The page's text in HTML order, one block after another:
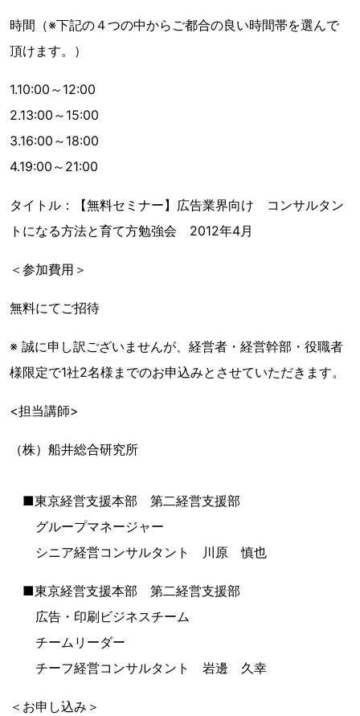
時間（※下記の４つの中からご都合の良い時間帯を選んで
頂けます。）
1.10:00～12:00
2.13:00～15:00
3.16:00～18:00
4.19:00～21:00
タイトル：【無料セミナー】広告業界向け コンサルタン
トになる方法と育て方勉強会 2012年4月
＜参加費用＞
無料にてご招待
※ 誠に申し訳ございませんが、経営者・経営幹部・役職者
様限定で1社2名様までのお申込みとさせていただきます。
<担当講師>
（株）船井総合研究所
■東京経営支援本部 第二経営支援部
グループマネージャー
シニア経営コンサルタント 川原 慎也
■東京経営支援本部 第二経営支援部
広告・印刷ビジネスチーム
チームリーダー
チーフ経営コンサルタント 岩邊 久幸
＜お申し込み＞